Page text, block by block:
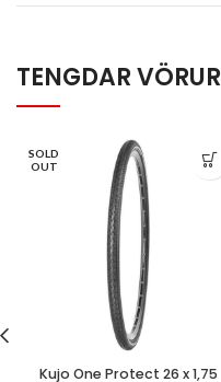
TENGDAR VÖRUR
SOLD
OUT
Kujo One Protect 26 x 1,75